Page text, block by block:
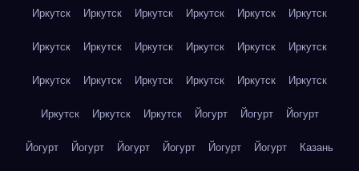
Иркутск Иркутск Иркутск Иркутск Иркутск Иркутск
Иркутск Иркутск Иркутск Иркутск Иркутск Иркутск
Иркутск Иркутск Иркутск Иркутск Иркутск Иркутск
Иркутск Иркутск Иркутск Йогурт Йогурт Йогурт
Йогурт Йогурт Йогурт Йогурт Йогурт Йогурт Казань